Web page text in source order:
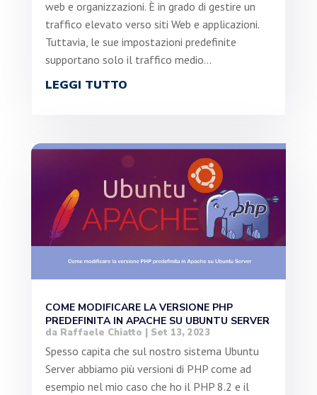
web e organizzazioni. È in grado di gestire un
traffico elevato verso siti Web e applicazioni.
Tuttavia, le sue impostazioni predefinite
supportano solo il traffico medio...
LEGGI TUTTO
COME MODIFICARE LA VERSIONE PHP
PREDEFINITA IN APACHE SU UBUNTU SERVER
da Raffaele Chiatto Set 13, 2023
Spesso capita che sul nostro sistema Ubuntu
Server abbiamo più versioni di PHP come ad
esempio nel mio caso che ho il PHP 8.2 e il